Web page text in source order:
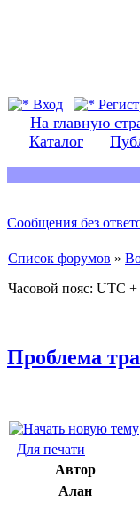
Вход
На главную
Каталог
Сообщения без
Список форумов »
Часовой пояс: UTC
Проблема
Для печати
Автор
Алан